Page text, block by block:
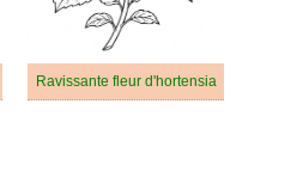
Ravissante fleur d'hortensia